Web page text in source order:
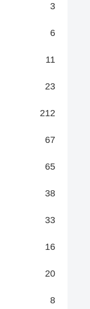
3
6
11
23
212
67
65
38
33
16
20
8